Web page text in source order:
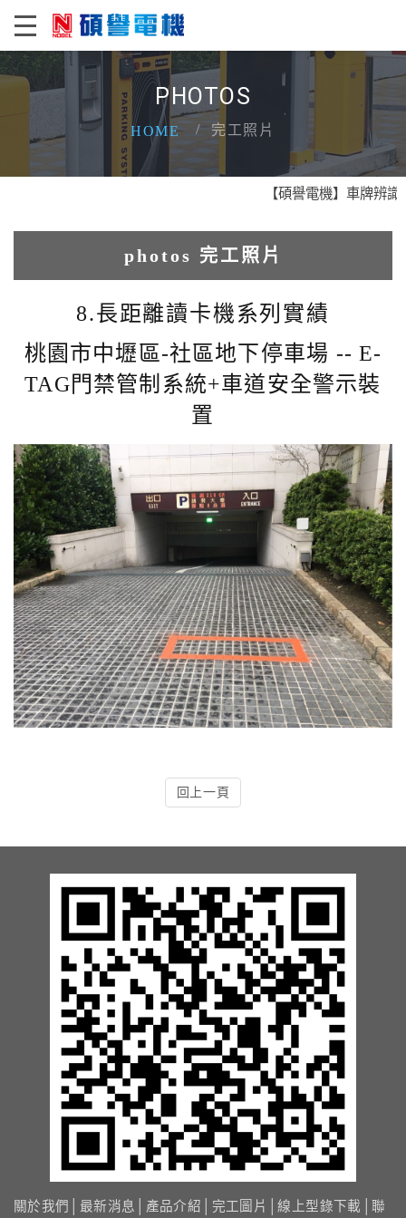
PHOTOS
HOME 完工照片
【碩譽電機】車牌辨識
photos 完工照片
1.人臉辨識系統實績
2.電動柵欄機系列實績
3.車牌辨識收費系統實績
5.停車收費系統系列實績
6.停車收費系統-地閘式實績
7.人員管制機系列實績
8.長距離讀卡機系列實績
9.車位在席導引系列實績
10.反向尋車系統實績
12.周邊配備-滿車燈箱實績
13.周邊配備-防撞條實績
14.邊配備-車輪檔實績
15.周邊配備-安全警示實績
17.周邊配備-方向指示實績
18.周邊配備-車位架實績
20.智能汽機車充電樁設備實績
21.車道資訊看板實績
8.長距離讀卡機系列實績
桃園市中壢區-社區地下停車場 -- E-
TAG門禁管制系統+車道安全警示裝
置
回上一頁
關於我們 最新消息 產品介紹 完工圖片 │線上型錄下載 │聯